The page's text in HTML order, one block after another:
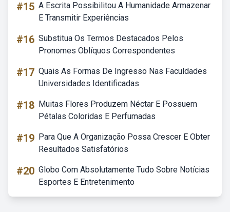
#15 A Escrita Possibilitou A Humanidade Armazenar
E Transmitir Experiências
#16 Substitua Os Termos Destacados Pelos
Pronomes Oblíquos Correspondentes
#17 Quais As Formas De Ingresso Nas Faculdades
Universidades Identificadas
#18 Muitas Flores Produzem Néctar E Possuem
Pétalas Coloridas E Perfumadas
#19 Para Que A Organização Possa Crescer E Obter
Resultados Satisfatórios
#20 Globo Com Absolutamente Tudo Sobre Notícias
Esportes E Entretenimento